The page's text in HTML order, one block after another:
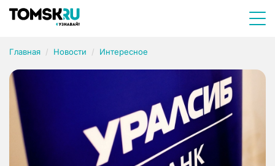
Главная Новости Интересное